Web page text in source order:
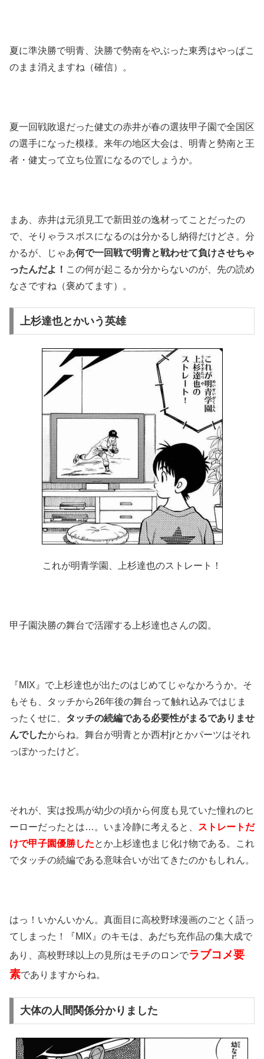
夏に準決勝で明青、決勝で勢南をやぶった東秀はやっぱこ
のまま消えますね（確信）。
夏一回戦敗退だった健丈の赤井が春の選抜甲子園で全国区
の選手になった模様。来年の地区大会は、明青と勢南と王
者・健丈って立ち位置になるのでしょうか。
まあ、赤井は元須見工で新田並の逸材ってことだったの
で、そりゃラスボスになるのは分かるし納得だけどさ。分
かるが、じゃあ何で一回戦で明青と戦わせて負けさせちゃ
ったんだよ！ この何が起こるか分からないのが、先の読め
なさですね（褒めてます）。
上杉達也とかいう英雄
これが明青学園、上杉達也のストレート！
甲子園決勝の舞台で活躍する上杉達也さんの図。
『MIX』で上杉達也が出たのはじめてじゃなかろうか。そ
もそも、タッチから26年後の舞台って触れ込みではじま
ったくせに、 タッチの続編である必要性がまるでありませ
んでしたからね。舞台が明青とか西村jrとかパーツはそれ
っぽかったけど。
それが、実は投馬が幼少の頃から何度も見ていた憧れのヒ
ーローだったとは…。いま冷静に考えると、
ストレートだ
けで甲子園優勝したとか上杉達也まじ化け物である。これ
でタッチの続編である意味合いが出てきたのかもしれん。
はっ！いかんいかん。真面目に高校野球漫画のごとく語っ
てしまった！『MIX』のキモは、あだち充作品の集大成で
あり、高校野球以上の見所はモチのロンでラブコメ要
素でありますからね。
大体の人間関係分かりました